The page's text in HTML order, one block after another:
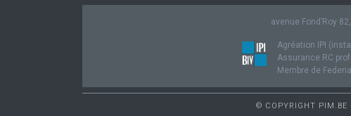
avenue Fond’Roy
Agréation IPI
Assurance RC
Membre de
© COPYRIGHT PIM.BE